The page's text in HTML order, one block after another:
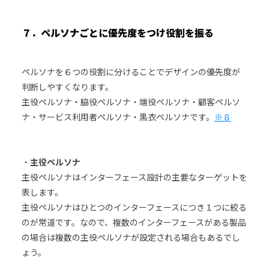
７．ペルソナごとに優先度をつけ役割を振る
ペルソナを６つの役割に分けることでデザインの優先度が
判断しやすくなります。
主役ペルソナ・脇役ペルソナ・端役ペルソナ・顧客ペルソ
ナ・サービス利用者ペルソナ・黒衣ペルソナです。 ※８
・ 主役ペルソナ
主役ペルソナはインターフェース設計の主要なターゲットを
表します。
主役ペルソナはひとつのインターフェースにつき１つに絞る
のが常道です。なので、複数のインターフェースがある製品
の場合は複数の主役ペルソナが設定される場合もあるでし
ょう。